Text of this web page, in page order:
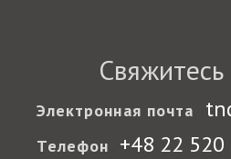
Электронная почта
Телефон +48 22 520